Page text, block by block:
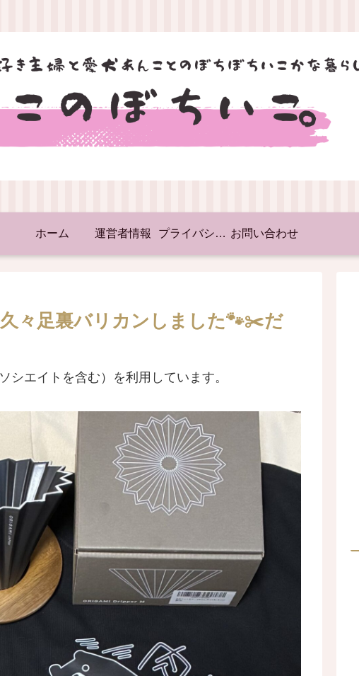
ホーム 運営者情報 プライバシーポリシー お問い合わせ
々足裏バリカンしました🐾✂️だ
エイトを含む）を利用しています。